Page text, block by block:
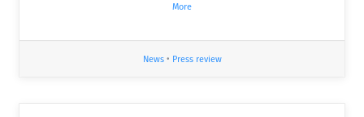
More
News• Press review